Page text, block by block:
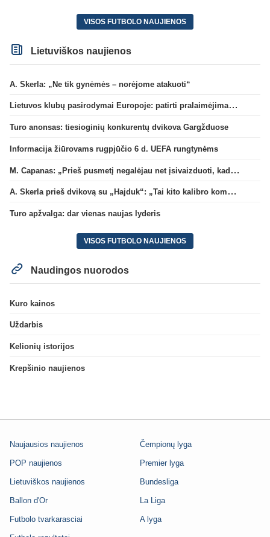
VISOS FUTBOLO NAUJIENOS
Lietuviškos naujienos
A. Skerla: „Ne tik gynėmės – norėjome atakuoti“
Lietuvos klubų pasirodymai Europoje: patirti pralaimėjimai Kroatijos atstovams
Turo anonsas: tiesioginių konkurentų dvikova Gargžduose
Informacija žiūrovams rugpjūčio 6 d. UEFA rungtynėms
M. Capanas: „Prieš pusmetį negalėjau net įsivaizduoti, kad žaisime prieš „Hajduk“
A. Skerla prieš dvikovą su „Hajduk“: „Tai kito kalibro komanda“
Turo apžvalga: dar vienas naujas lyderis
VISOS FUTBOLO NAUJIENOS
Naudingos nuorodos
Kuro kainos
Uždarbis
Kelionių istorijos
Krepšinio naujienos
Naujausios naujienos
POP naujienos
Lietuviškos naujienos
Ballon d'Or
Futbolo tvarkarasciai
Čempionų lyga
Premier lyga
Bundesliga
La Liga
A lyga